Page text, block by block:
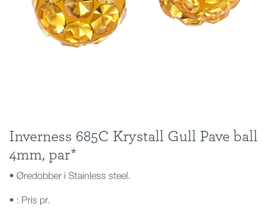
Inverness 685C Krystall Gull Pave ball
4mm, par*
• Øredobber i Stainless steel.
• : Pris pr.